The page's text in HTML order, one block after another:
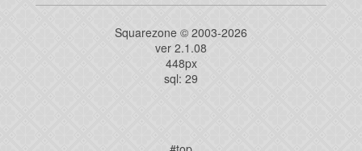
Squarezone © 2003-2026
ver 2.1.08
448px
sql: 29